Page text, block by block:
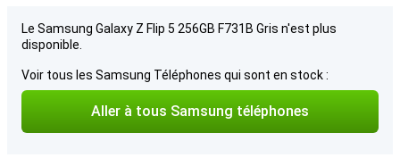
Le Samsung Galaxy Z Flip 5 256GB F731B Gris n'est plus
disponible.
Voir tous les Samsung Téléphones qui sont en stock :
Aller à tous Samsung téléphones